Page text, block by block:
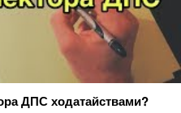
ДПС ходатайствами?